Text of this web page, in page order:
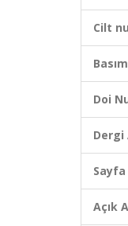
Cilt
Doi
Dergi
Sayfa
Açık